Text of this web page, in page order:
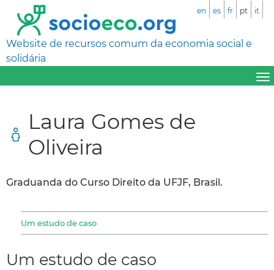
Website de recursos comum da economia social e
solidária
en es fr pt it
Laura Gomes de
Oliveira
Graduanda do Curso Direito da UFJF, Brasil.
Um estudo de caso
Um estudo de caso